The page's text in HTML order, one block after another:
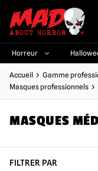
Horreur
Accueil
Gamme
Masques professionnels
MASQUES
FILTRER PAR